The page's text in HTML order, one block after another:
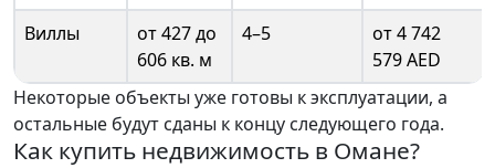
Виллы
от 427 до
606 кв. м
4–5
от 4 742
579 AED
Некоторые объекты уже готовы к эксплуатации, а
остальные будут сданы к концу следующего года.
Как купить недвижимость в Омане?